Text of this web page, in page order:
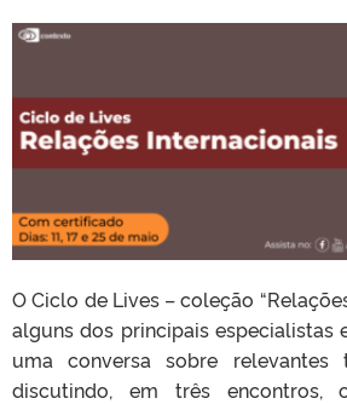
O Ciclo de Lives – coleção
alguns dos principais especialistas
uma conversa sobre relevantes
discutindo, em três encontros,